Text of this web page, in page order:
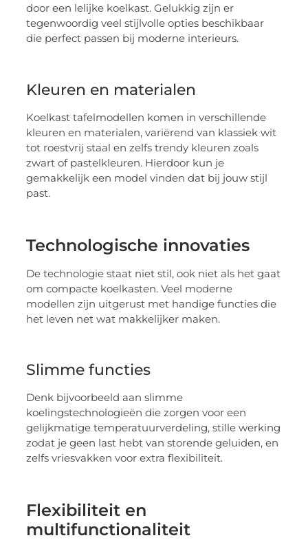
door een lelijke koelkast. Gelukkig zijn er
tegenwoordig veel stijlvolle opties beschikbaar
die perfect passen bij moderne interieurs.
Kleuren en materialen
Koelkast tafelmodellen komen in verschillende
kleuren en materialen, variërend van klassiek wit
tot roestvrij staal en zelfs trendy kleuren zoals
zwart of pastelkleuren. Hierdoor kun je
gemakkelijk een model vinden dat bij jouw stijl
past.
Technologische innovaties
De technologie staat niet stil, ook niet als het gaat
om compacte koelkasten. Veel moderne
modellen zijn uitgerust met handige functies die
het leven net wat makkelijker maken.
Slimme functies
Denk bijvoorbeeld aan slimme
koelingstechnologieën die zorgen voor een
gelijkmatige temperatuurverdeling, stille werking
zodat je geen last hebt van storende geluiden, en
zelfs vriesvakken voor extra flexibiliteit.
Flexibiliteit en
multifunctionaliteit